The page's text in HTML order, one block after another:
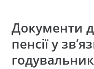
Документи
пенсії у